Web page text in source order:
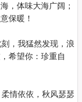
，体味大海广阔；
保暖！
，我猛然发现，浪
希望你：珍重自
情依依，秋风瑟瑟